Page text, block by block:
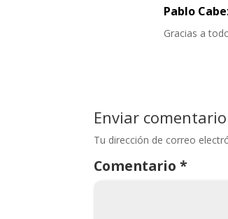
Pablo
Gracias a
Enviar comentario
Tu dirección de correo
Comentario*